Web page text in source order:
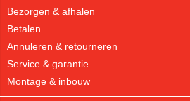
Bezorgen & afhalen
Betalen
Annuleren & retourneren
Service & garantie
Montage & inbouw